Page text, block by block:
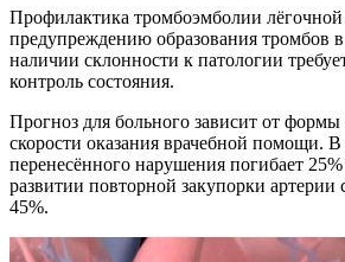
Профилактика тромбоэмболии лёгочной
предупреждению образования тромбов
наличии склонности к патологии
контроль состояния.
Прогноз для больного зависит от формы
скорости оказания врачебной помощи. В
перенесённого нарушения погибает
развитии повторной закупорки артерии
45%.